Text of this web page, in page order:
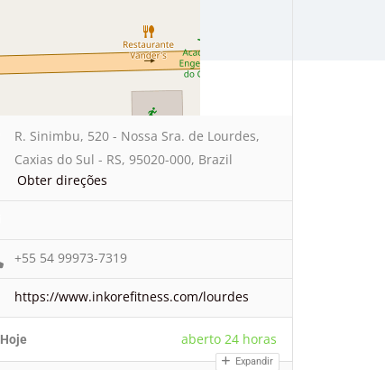
R. Sinimbu, 520 - Nossa Sra. de Lourdes,
Caxias do Sul - RS, 95020-000, Brazil
Obter direções
+55 54 99973-7319
https://www.inkorefitness.com/lourdes
Hoje aberto 24 horas
Expandir